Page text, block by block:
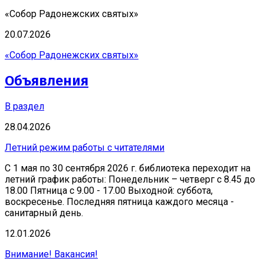
«Собор Радонежских святых»
20.07.2026
«Собор Радонежских святых»
Объявления
В раздел
28.04.2026
Летний режим работы с читателями
С 1 мая по 30 сентября 2026 г. библиотека переходит на
летний график работы: Понедельник – четверг с 8.45 до
18.00 Пятница с 9.00 - 17.00 Выходной: суббота,
воскресенье. Последняя пятница каждого месяца -
санитарный день.
12.01.2026
Внимание! Вакансия!